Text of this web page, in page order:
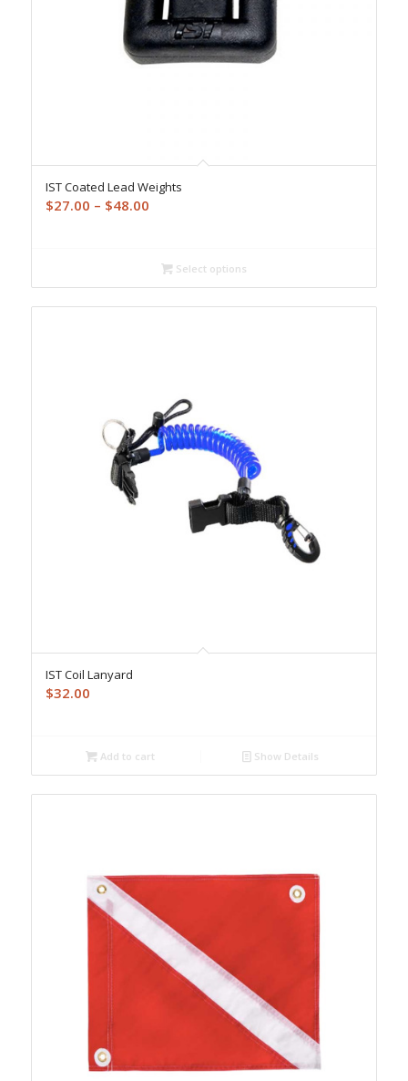
IST Coated Lead Weights
$27.00 – $48.00Price
through
$48.00
Select options
IST Coil Lanyard
$32.00
Add to cart Show Details